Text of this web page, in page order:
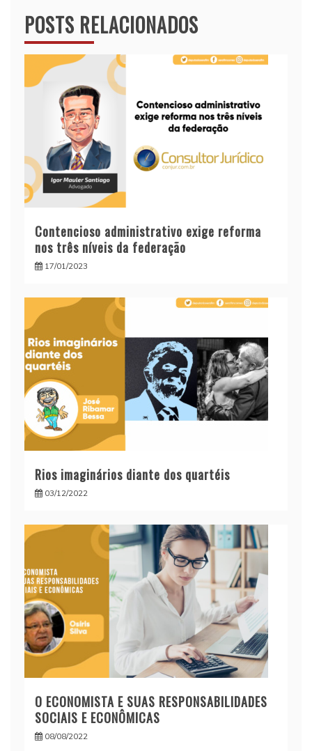
POSTS RELACIONADOS
Contencioso administrativo exige reforma
nos três níveis da federação
17/01/2023
Rios imaginários diante dos quartéis
03/12/2022
O ECONOMISTA E SUAS RESPONSABILIDADES
SOCIAIS E ECONÔMICAS
08/08/2022